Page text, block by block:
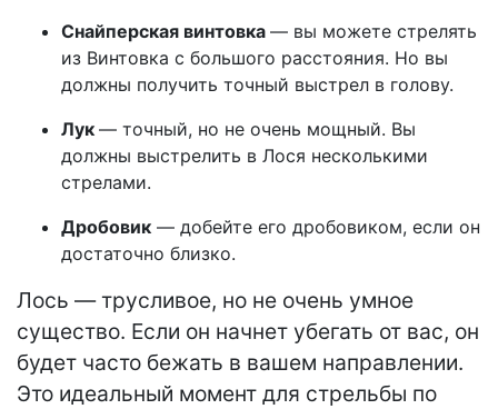
Снайперская винтовка — вы можете стрелять
из Винтовка с большого расстояния. Но вы
должны получить точный выстрел в голову.
Лук — точный, но не очень мощный. Вы
должны выстрелить в Лося несколькими
стрелами.
Дробовик — добейте его дробовиком, если он
достаточно близко.
Лось — трусливое, но не очень умное
существо. Если он начнет убегать от вас, он
будет часто бежать в вашем направлении.
Это идеальный момент для стрельбы по